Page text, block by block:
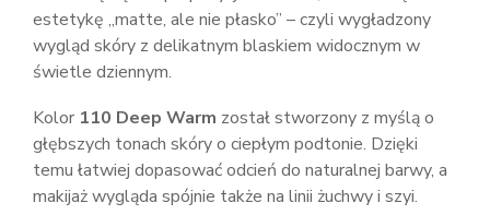
estetykę „matte, ale nie płasko” – czyli wygładzony
wygląd skóry z delikatnym blaskiem widocznym w
świetle dziennym.
Kolor 110 Deep Warm został stworzony z myślą o
głębszych tonach skóry o ciepłym podtonie. Dzięki
temu łatwiej dopasować odcień do naturalnej barwy, a
makijaż wygląda spójnie także na linii żuchwy i szyi.